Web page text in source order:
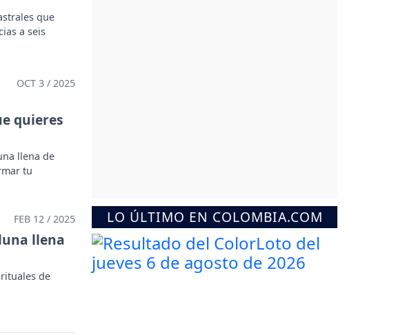
que
a seis
OCT 3 / 2025
quieres
llena de
tu
FEB 12 / 2025
llena
de
LO ÚLTIMO EN COLOMBIA.COM